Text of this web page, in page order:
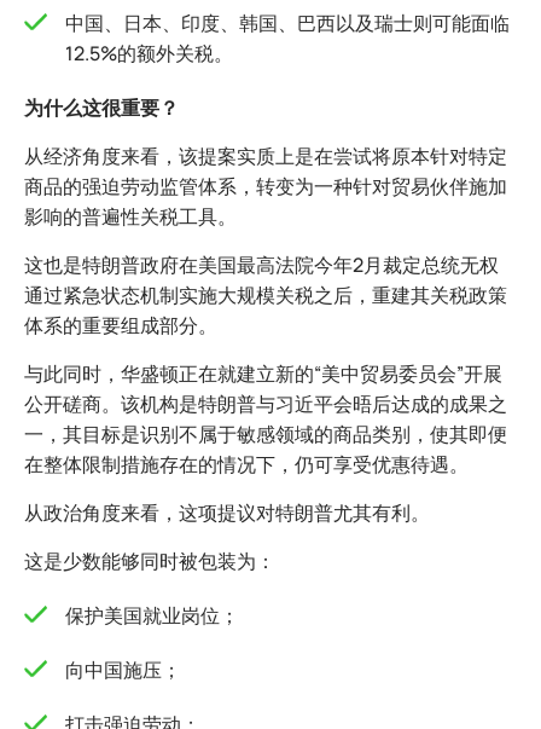
中国、日本、印度、韩国、巴西以及瑞士则可能面临
12.5%的额外关税。
为什么这很重要？
从经济角度来看，该提案实质上是在尝试将原本针对特定
商品的强迫劳动监管体系，转变为一种针对贸易伙伴施加
影响的普遍性关税工具。
这也是特朗普政府在美国最高法院今年2月裁定总统无权
通过紧急状态机制实施大规模关税之后，重建其关税政策
体系的重要组成部分。
与此同时，华盛顿正在就建立新的“美中贸易委员会”开展
公开磋商。该机构是特朗普与习近平会晤后达成的成果之
一，其目标是识别不属于敏感领域的商品类别，使其即便
在整体限制措施存在的情况下，仍可享受优惠待遇。
从政治角度来看，这项提议对特朗普尤其有利。
这是少数能够同时被包装为：
保护美国就业岗位；
向中国施压；